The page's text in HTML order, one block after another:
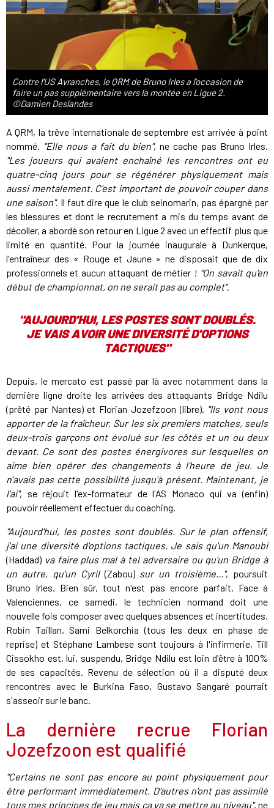
Contre l'US Avranches, le QRM de Bruno Irles a l'occasion de
faire un pas supplémentaire vers la montée en Ligue 2.
©Damien Deslandes
A QRM, la trêve internationale de septembre est arrivée à point
nommé. "Elle nous a fait du bien", ne cache pas Bruno Irles.
"Les joueurs qui avaient enchaîné les rencontres ont eu
quatre-cinq jours pour se régénérer physiquement mais
aussi mentalement. C'est important de pouvoir couper dans
une saison". Il faut dire que le club seinomarin, pas épargné par
les blessures et dont le recrutement a mis du temps avant de
décoller, a abordé son retour en Ligue 2 avec un effectif plus que
limité en quantité. Pour la journée inaugurale à Dunkerque,
l'entraîneur des « Rouge et Jaune » ne disposait que de dix
professionnels et aucun attaquant de métier ! "On savait qu'en
début de championnat, on ne serait pas au complet".
"AUJOURD'HUI, LES POSTES SONT DOUBLÉS.
JE VAIS AVOIR UNE DIVERSITÉ D'OPTIONS
TACTIQUES"
Depuis, le mercato est passé par là avec notamment dans la
dernière ligne droite les arrivées des attaquants Bridge Ndilu
(prêté par Nantes) et Florian Jozefzoon (libre). "Ils vont nous
apporter de la fraîcheur. Sur les six premiers matches, seuls
deux-trois garçons ont évolué sur les côtés et un ou deux
devant. Ce sont des postes énergivores sur lesquelles on
aime bien opérer des changements à l'heure de jeu. Je
n'avais pas cette possibilité jusqu'à présent. Maintenant, je
l'ai", se réjouit l'ex-formateur de l'AS Monaco qui va (enfin)
pouvoir réellement effectuer du coaching.
"Aujourd'hui, les postes sont doublés. Sur le plan offensif,
j'ai une diversité d'options tactiques. Je sais qu'un Manoubi
(Haddad) va faire plus mal à tel adversaire ou qu'un Bridge à
un autre, qu'un Cyril(Zabou)sur un troisième...", poursuit
Bruno Irles. Bien sûr, tout n'est pas encore parfait. Face à
Valenciennes, ce samedi, le technicien normand doit une
nouvelle fois composer avec quelques absences et incertitudes.
Robin Taillan, Sami Belkorchia (tous les deux en phase de
reprise) et Stéphane Lambese sont toujours à l'infirmerie, Till
Cissokho est, lui, suspendu, Bridge Ndilu est loin d'être à 100%
de ses capacités. Revenu de sélection où il a disputé deux
rencontres avec le Burkina Faso, Gustavo Sangaré pourrait
s'asseoir sur le banc.
La dernière recrue Florian
Jozefzoon est qualifié
"Certains ne sont pas encore au point physiquement pour
être performant immédiatement. D'autres n'ont pas assimilé
tous mes principes de jeu mais ça va se mettre au niveau", ne